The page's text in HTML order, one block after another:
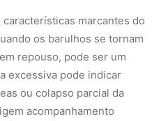
marcantes do
os barulhos se tornam
repouso, pode ser um
excessiva pode indicar
ou colapso parcial da
acompanhamento